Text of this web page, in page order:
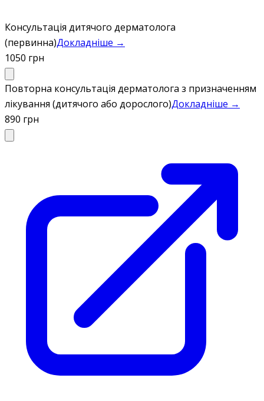
Консультація дитячого дерматолога
(первинна)Докладніше →
1050 грн
Повторна консультація дерматолога з призначенням
лікування (дитячого або дорослого)Докладніше →
890 грн